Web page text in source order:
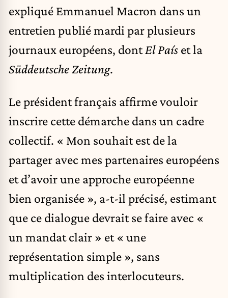
expliqué Emmanuel Macron dans un
entretien publié mardi par plusieurs
journaux européens, dontEl País et la
Süddeutsche Zeitung.
Le président français affirme vouloir
inscrire cette démarche dans un cadre
collectif. « Mon souhait est de la
partager avec mes partenaires européens
et d’avoir une approche européenne
bien organisée », a-t-il précisé, estimant
que ce dialogue devrait se faire avec «
un mandat clair » et « une
représentation simple », sans
multiplication des interlocuteurs.